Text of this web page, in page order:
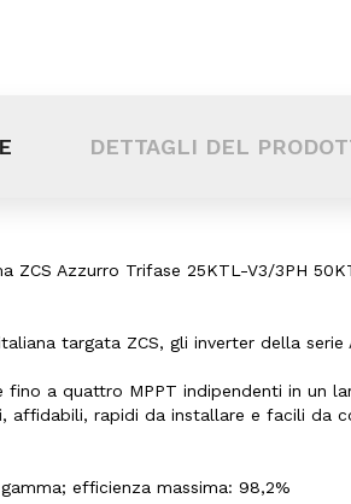
DETTAGLI DEL
ZCS Azzurro Trifase 25KTL-V3/3PH
targata ZCS, gli inverter della
fino a quattro MPPT indipendenti in un
affidabili, rapidi da installare e facili da
efficienza massima: 98,2%